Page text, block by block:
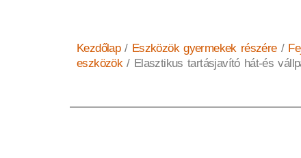
Kezdőlap/ Eszközök gyermekek részére/
eszközök/ Elasztikus tartásjavító hát-és